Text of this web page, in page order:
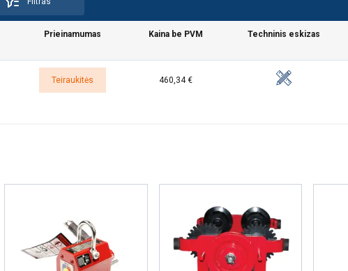
Prieinamumas Kaina be PVM Techninis eskizas
Teiraukitės 460,34 €